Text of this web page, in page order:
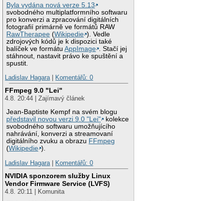
Byla vydána nová verze 5.13
svobodného multiplatformního softwaru
pro konverzi a zpracování digitálních
fotografií primárně ve formátů RAW
RawTherapee (Wikipedie ). Vedle
zdrojových kódů je k dispozici také
balíček ve formátuAppImage
. Stačí jej
stáhnout, nastavit právo ke spuštění a
spustit.
Ladislav Hagara| Komentářů: 0
FFmpeg 9.0 "Lei"
4.8. 20:44 | Zajímavý článek
Jean-Baptiste Kempf na svém blogu
představil novou verzi 9.0 "Lei"
kolekce
svobodného softwaru umožňujícího
nahrávání, konverzi a streamovaní
digitálního zvuku a obrazu FFmpeg
(Wikipedie ).
Ladislav Hagara| Komentářů: 0
NVIDIA sponzorem služby Linux
Vendor Firmware Service (LVFS)
4.8. 20:11 | Komunita